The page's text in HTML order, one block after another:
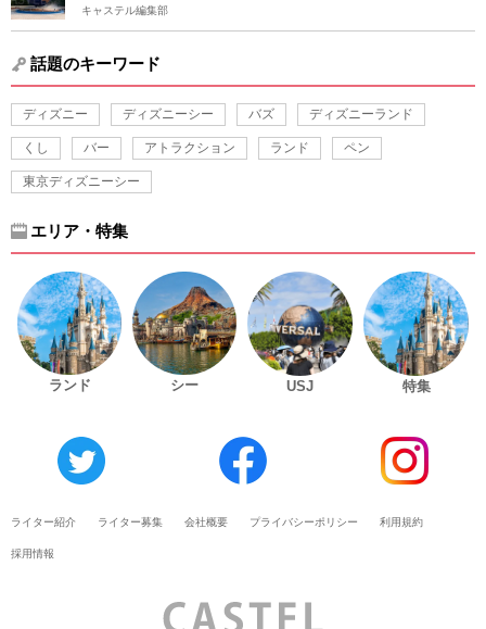
キャステル編集部
話題のキーワード
ディズニー ディズニーシー バズ ディズニーランド
くし バー アトラクション ランド ペン
東京ディズニーシー
エリア・特集
ランド シー USJ 特集
ライター紹介 ライター募集 会社概要 プライバシーポリシー 利用規約
採用情報